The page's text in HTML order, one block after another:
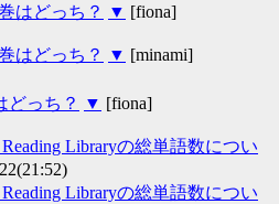
はどっち？ ▼ [fiona]
はどっち？ ▼ [minami]
どっち？ ▼ [fiona]
Reading Libraryの総単語数につい
Reading Libraryの総単語数につい